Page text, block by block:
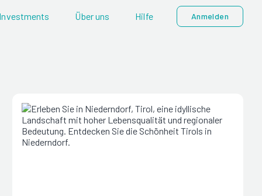
Investments Über uns Hilfe Anmelden